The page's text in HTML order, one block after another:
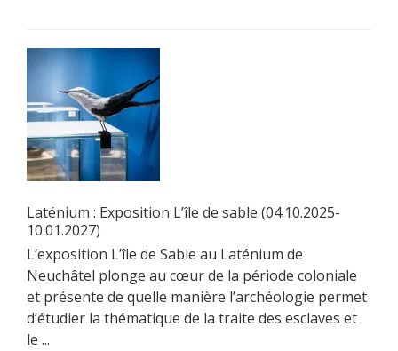
Laténium : Exposition L’île de sable (04.10.2025-
10.01.2027)
L’exposition L’île de Sable au Laténium de
Neuchâtel plonge au cœur de la période coloniale
et présente de quelle manière l’archéologie permet
d’étudier la thématique de la traite des esclaves et
le ...